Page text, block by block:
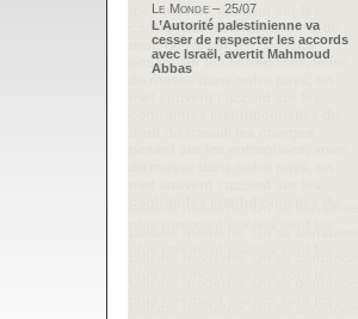
Le Monde – 25/07
L’Autorité palestinienne va
cesser de respecter les accords
avec Israël, avertit Mahmoud
Abbas